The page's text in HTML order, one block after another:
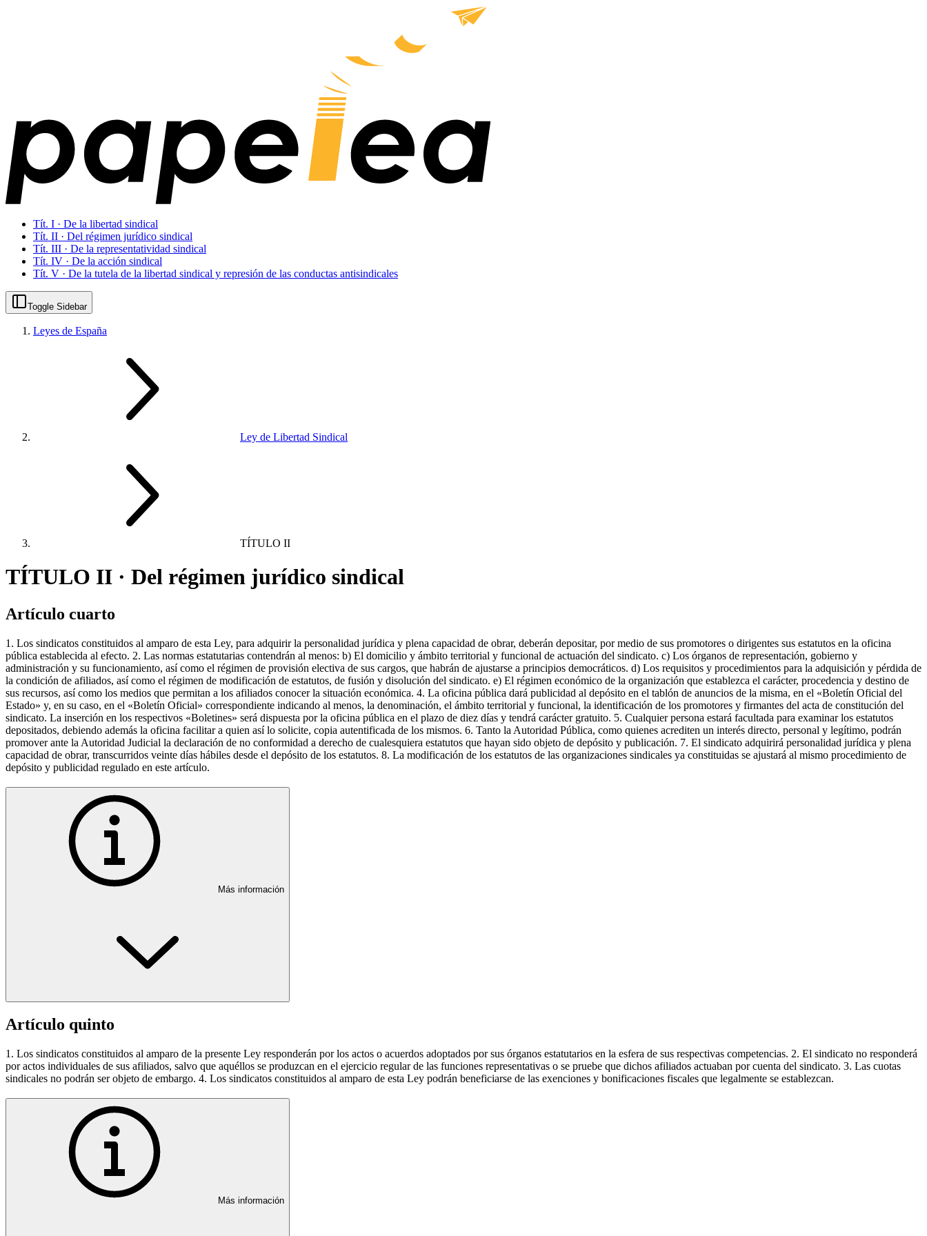
Tít. I · De la libertad sindical
Tít. II · Del régimen jurídico sindical
Tít. III · De la representatividad sindical
Tít. IV · De la acción sindical
Tít. V · De la tutela de la libertad sindical y represión de las conductas antisindicales
Toggle Sidebar
Leyes de España
Ley de Libertad Sindical
TÍTULO II
TÍTULO II · Del régimen jurídico sindical
Artículo cuarto
1. Los sindicatos constituidos al amparo de esta Ley, para adquirir la personalidad jurídica y plena capacidad de obrar, deberán depositar, por medio de sus promotores o dirigentes sus estatutos en la oficina
pública establecida al efecto. 2. Las normas estatutarias contendrán al menos: b) El domicilio y ámbito territorial y funcional de actuación del sindicato. c) Los órganos de representación, gobierno y
administración y su funcionamiento, así como el régimen de provisión electiva de sus cargos, que habrán de ajustarse a principios democráticos. d) Los requisitos y procedimientos para la adquisición y pérdida de
la condición de afiliados, así como el régimen de modificación de estatutos, de fusión y disolución del sindicato. e) El régimen económico de la organización que establezca el carácter, procedencia y destino de
sus recursos, así como los medios que permitan a los afiliados conocer la situación económica. 4. La oficina pública dará publicidad al depósito en el tablón de anuncios de la misma, en el «Boletín Oficial del
Estado» y, en su caso, en el «Boletín Oficial» correspondiente indicando al menos, la denominación, el ámbito territorial y funcional, la identificación de los promotores y firmantes del acta de constitución del
sindicato. La inserción en los respectivos «Boletines» será dispuesta por la oficina pública en el plazo de diez días y tendrá carácter gratuito. 5. Cualquier persona estará facultada para examinar los estatutos
depositados, debiendo además la oficina facilitar a quien así lo solicite, copia autentificada de los mismos. 6. Tanto la Autoridad Pública, como quienes acrediten un interés directo, personal y legítimo, podrán
promover ante la Autoridad Judicial la declaración de no conformidad a derecho de cualesquiera estatutos que hayan sido objeto de depósito y publicación. 7. El sindicato adquirirá personalidad jurídica y plena
capacidad de obrar, transcurridos veinte días hábiles desde el depósito de los estatutos. 8. La modificación de los estatutos de las organizaciones sindicales ya constituidas se ajustará al mismo procedimiento de
depósito y publicidad regulado en este artículo.
Más información
Artículo quinto
1. Los sindicatos constituidos al amparo de la presente Ley responderán por los actos o acuerdos adoptados por sus órganos estatutarios en la esfera de sus respectivas competencias. 2. El sindicato no responderá
por actos individuales de sus afiliados, salvo que aquéllos se produzcan en el ejercicio regular de las funciones representativas o se pruebe que dichos afiliados actuaban por cuenta del sindicato. 3. Las cuotas
sindicales no podrán ser objeto de embargo. 4. Los sindicatos constituidos al amparo de esta Ley podrán beneficiarse de las exenciones y bonificaciones fiscales que legalmente se establezcan.
Más información